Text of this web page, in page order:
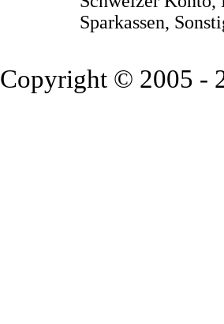
Sparkassen,
Copyright © 2005 -